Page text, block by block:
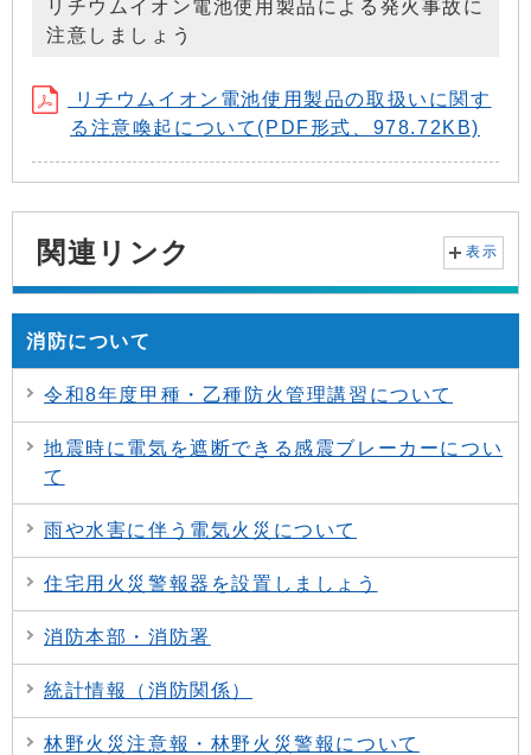
リチウムイオン電池使用製品による発火事故に
注意しましょう
リチウムイオン電池使用製品の取扱いに関す
る注意喚起について(PDF形式、978.72KB)
関連リンク 表示
消防について
令和8年度甲種・乙種防火管理講習について
地震時に電気を遮断できる感震ブレーカーについ
て
雨や水害に伴う電気火災について
住宅用火災警報器を設置しましょう
消防本部・消防署
統計情報（消防関係）
林野火災注意報・林野火災警報について